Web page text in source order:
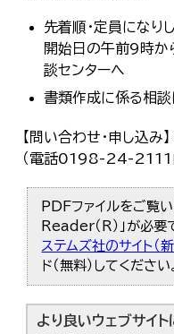
先着順・定員になり
開始日の午前9時か
談センターへ
書類作成に係る相
【問い合わせ・申し込
（電話0198-24-2111
PDFファイルをご覧い
Reader（R）」が必
ステムズ社のサイト（
ド（無料）してください
より良いウェブサイ